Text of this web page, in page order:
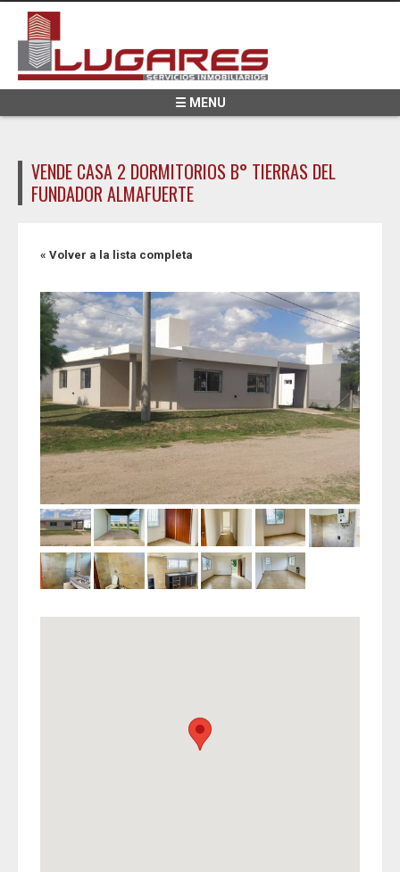
Pasar al contenido principal
☰ MENU
VENDE CASA 2 DORMITORIOS B° TIERRAS DEL
FUNDADOR ALMAFUERTE
« Volver a la lista completa